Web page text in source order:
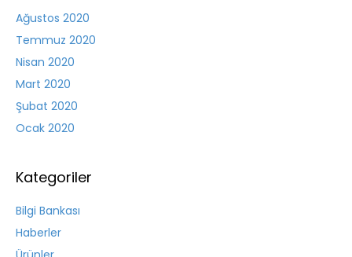
Ağustos 2020
Temmuz 2020
Nisan 2020
Mart 2020
Şubat 2020
Ocak 2020
Kategoriler
Bilgi Bankası
Haberler